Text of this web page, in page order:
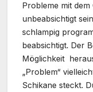
Probleme mit
unbeabsichtigt
schlampig
beabsichtigt. Der
Möglichkeit
„Problem“
Schikane steckt.